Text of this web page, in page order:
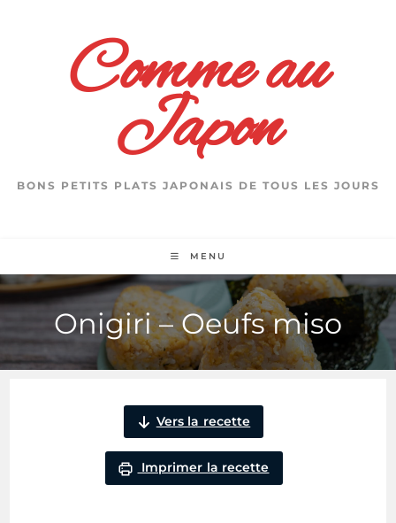
Comme au
Japon
BONS PETITS PLATS JAPONAIS DE TOUS LES JOURS
MENU
Onigiri – Oeufs miso
Vers la recette
Imprimer la recette